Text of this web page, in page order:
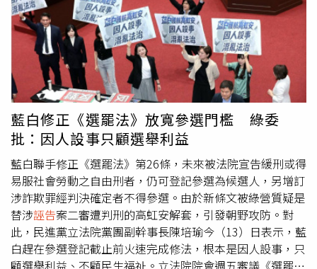
參選後，當時民進黨群起攻之罵得多難聽，怎麼等到民進黨
自己自家立委涉及暴力毆人時，涉案的立委自己提出緩刑也
可以繼續參選，就180度轉彎說這修法好棒？他批評，民進
黨不要自己作賊喊抓賊，真的因人設事，自己涉案自己提案
幫自己解套的正是民進黨。柯文哲則提到，黃國昌很客氣，
都不會說這是「林淑芬條款」。他提到，網路上還寫「暴力
芬條款」。針對這次修法，他看過民眾黨立委許忠信的說
明，如果認為2年以下判緩刑的人，可以有參選資格，那為
什麼判6個月以下易服勞動的不能參選，這沒有道理。這是
很純粹的科學基礎，也是很清楚的邏輯，所以，這應該正名
叫「林淑芬條款」。柯文哲回應《選罷法》修法爭議，反嗆
外界應將其正名為「林淑芬條款」。（圖／周志龍攝）
藍白修正《選罷法》放寬參選門檻 綠委
批：因人設事只顧選舉利益
藍白聯手修正《選罷法》第26條，未來被法院宣告緩刑或得
易服社會勞動之自由刑者，仍可登記參選為候選人，另增訂
涉詐欺罪經判決確定者不得參選。由於新條文被綠營質疑是
替涉誣告案二審遭判刑的高虹安解套，引發朝野攻防。對
此，民進黨立法院黨團副幹事長陳培瑜今（13）日表示，藍
白趕在參選登記截止前火速完成修法，根本是因人設事，只